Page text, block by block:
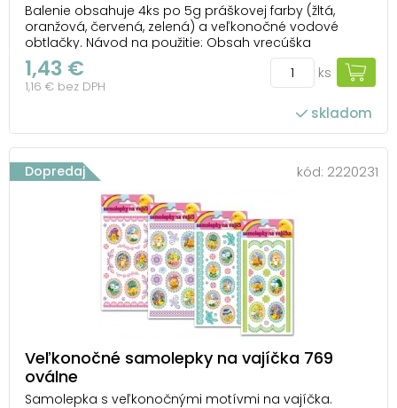
Balenie obsahuje 4ks po 5g práškovej farby (žltá,
oranžová, červená, zelená) a veľkonočné vodové
obtlačky. Návod na použitie: Obsah vrecúška
rozpustite v 0,5l vriacej vody a pridajte 4 lyžice octu.
Do farebného roztoku vložte čisté, odmastené
a natvrdo uvarené vajce. Po niekoľkých minútac...
1,43 €
1,16 € bez DPH
ks
skladom
Dopredaj kód: 2220231
Veľkonočné samolepky na vajíčka 769
oválne
Samolepka s veľkonočnými motívmi na vajíčka.